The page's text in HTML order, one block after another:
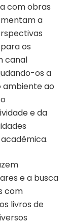
com obras
a
os
canal
os a
ambiente ao
e da
e a busca
com
livros de